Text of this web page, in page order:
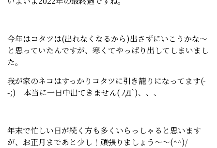
今年はコタツは(出れなくなるから)出さずにいこうかな～
と思っていたんですが、寒くてやっぱり出してしまいまし
た。
我が家のネコはすっかりコタツに引き籠りになってます(-
-;) 本当に一日中出てきません( ﾉД`)、、、
年末で忙しい日が続く方も多くいらっしゃると思います
が、お正月まであと少し！頑張りましょう～～(^^)/